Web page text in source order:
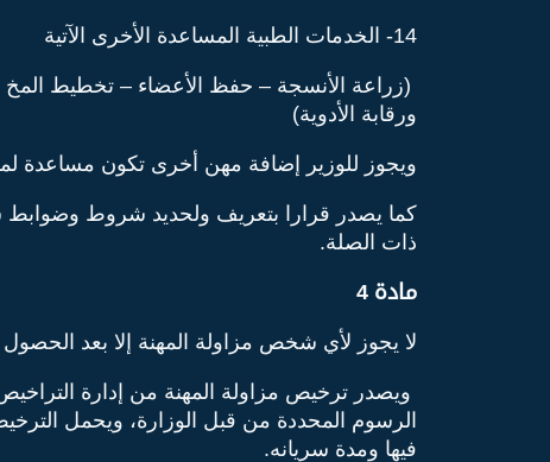
14- الخدمات الطبية المساعدة الأخرى الآتية
(زراعة الأنسجة – حفظ الأعضاء – تخطيط المخ
ورقابة الأدوية)
ويجوز للوزير إضافة مهن أخرى تكون مساعدة
كما يصدر قرارا بتعريف ولحديد شروط وضوابط
ذات الصلة.
مادة 4
لا يجوز لأي شخص مزاولة المهنة إلا بعد
ويصدر ترخيص مزاولة المهنة من إدارة
الرسوم المحددة من قبل الوزارة، ويحمل
فيها ومدة سريانه.